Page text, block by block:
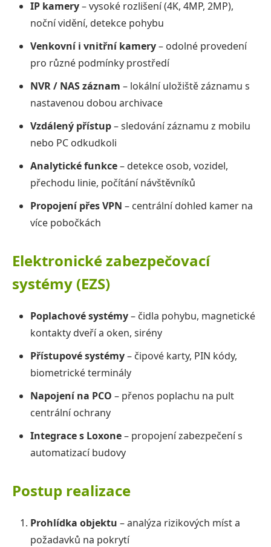
IP kamery– vysoké rozlišení (4K, 4MP, 2MP),
noční vidění, detekce pohybu
Venkovní i vnitřní kamery– odolné provedení
pro různé podmínky prostředí
NVR / NAS záznam – lokální uložiště záznamu s
nastavenou dobou archivace
Vzdálený přístup– sledování záznamu z mobilu
nebo PC odkudkoli
Analytické funkce– detekce osob, vozidel,
přechodu linie, počítání návštěvníků
Propojení přes VPN – centrální dohled kamer na
více pobočkách
Elektronické zabezpečovací
systémy (EZS)
Poplachové systémy– čidla pohybu, magnetické
kontakty dveří a oken, sirény
Přístupové systémy– čipové karty, PIN kódy,
biometrické terminály
Napojení na PCO – přenos poplachu na pult
centrální ochrany
Integrace s Loxone– propojení zabezpečení s
automatizací budovy
Postup realizace
Prohlídka objektu – analýza rizikových míst a
požadavků na pokrytí